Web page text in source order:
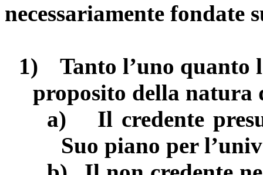
necessariamente fondate
1)
Tanto l’uno quanto
proposito della natura
a)
Il credente
Suo piano per